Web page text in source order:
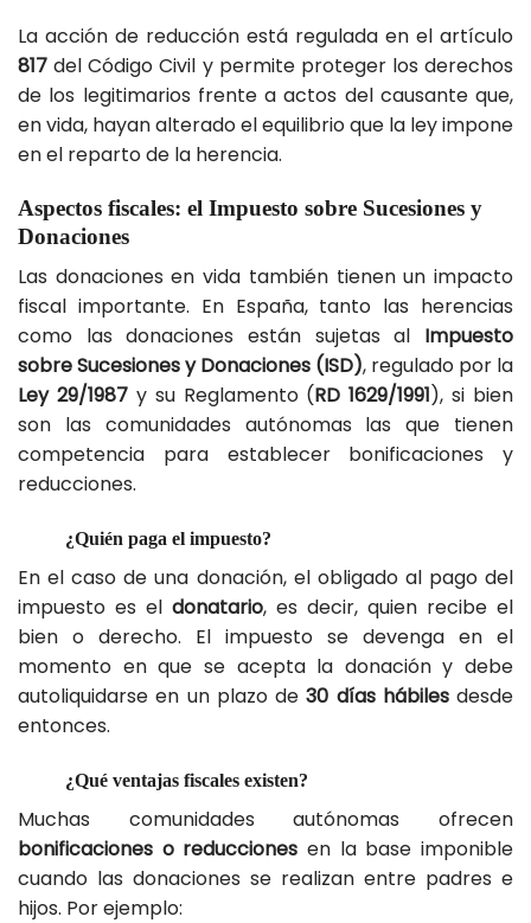
La acción de reducción está regulada en el artículo
817 del Código Civil y permite proteger los derechos
de los legitimarios frente a actos del causante que,
en vida, hayan alterado el equilibrio que la ley impone
en el reparto de la herencia.
Aspectos fiscales: el Impuesto sobre Sucesiones y
Donaciones
Las donaciones en vida también tienen un impacto
fiscal importante. En España, tanto las herencias
como las donaciones están sujetas al Impuesto
sobre Sucesiones y Donaciones (ISD), regulado por la
Ley 29/1987y su Reglamento (RD 1629/1991), si bien
son las comunidades autónomas las que tienen
competencia para establecer bonificaciones y
reducciones.
¿Quién paga el impuesto?
En el caso de una donación, el obligado al pago del
impuesto es el donatario, es decir, quien recibe el
bien o derecho. El impuesto se devenga en el
momento en que se acepta la donación y debe
autoliquidarse en un plazo de30 días hábilesdesde
entonces.
¿Qué ventajas fiscales existen?
Muchas comunidades autónomas ofrecen
bonificaciones o reducciones en la base imponible
cuando las donaciones se realizan entre padres e
hijos. Por ejemplo: